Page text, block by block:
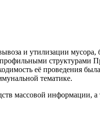
и утилизации мусора,
структурами
её проведения
тематике.
массовой информации,